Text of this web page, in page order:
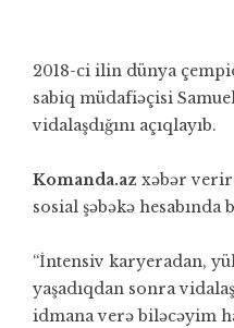
2018-ci ilin dünya
sabiq müdafiəçisi
vidalaşdığını açıqlayıb.
Komanda.az xəbər verir
sosial şəbəkə hesabında
“İntensiv karyeradan,
yaşadıqdan sonra
idmana verə biləcəyim